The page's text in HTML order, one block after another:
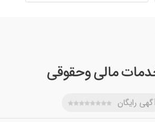
مالی وحقوقی
رایگان